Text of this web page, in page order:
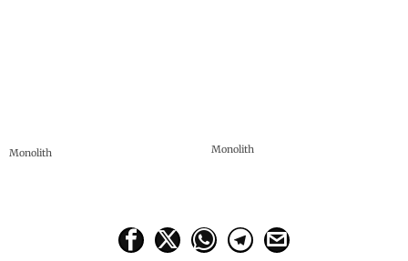
Monolith Monolith